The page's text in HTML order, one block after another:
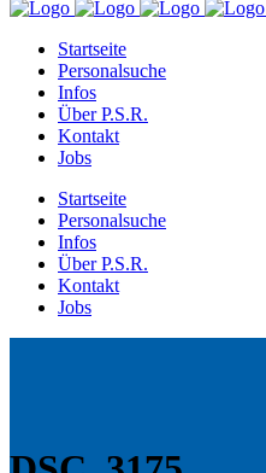
Startseite
Personalsuche
Infos
Über P.S.R.
Kontakt
Jobs
Startseite
Personalsuche
Infos
Über P.S.R.
Kontakt
Jobs